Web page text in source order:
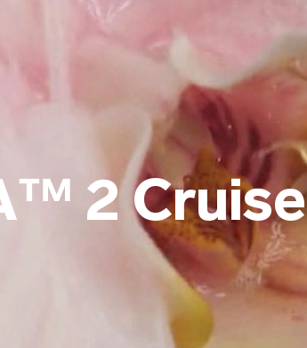
2 Cruise